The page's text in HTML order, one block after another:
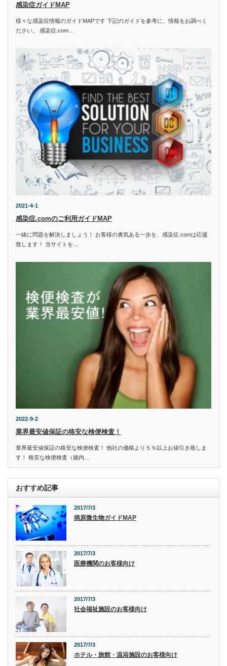
感染症ガイドMAP
様々な感染症情報のガイドMAPです 下記のガイドを参考に、情報をお調べく
ださい。 感染症.com…
2021-4-1
感染症.comのご利用ガイドMAP
一緒に問題を解決しましょう！ お客様の勇気ある一歩を、感染症.comは応援
致します！ 当サイトを…
2022-9-2
業界最安値保証の格安な検便検査！
業界最安値保証の格安な検便検査！ 他社の価格より５％以上お値引き致しま
す！ 格安な検便検査（腸内…
おすすめ記事
2017/7/3
病原微生物ガイドMAP
2017/7/3
医療機関のお客様向け
2017/7/3
社会福祉施設のお客様向け
2017/7/3
ホテル・旅館・温浴施設のお客様向け